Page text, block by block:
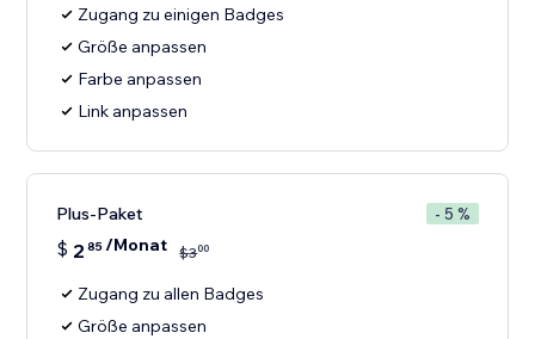
Zugang zu einigen Badges
Größe anpassen
Farbe anpassen
Link anpassen
Plus-Paket - 5 %
$ 2 85/Monat $300
Zugang zu allen Badges
Größe anpassen